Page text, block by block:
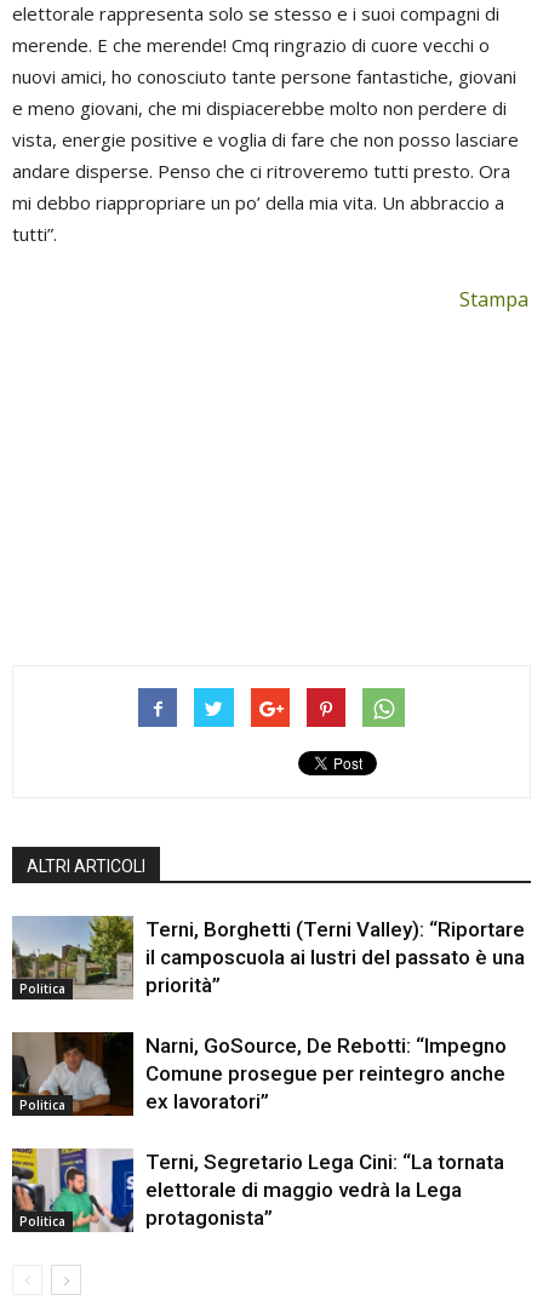
elettorale rappresenta solo se stesso e i suoi compagni di
merende. E che merende! Cmq ringrazio di cuore vecchi o
nuovi amici, ho conosciuto tante persone fantastiche, giovani
e meno giovani, che mi dispiacerebbe molto non perdere di
vista, energie positive e voglia di fare che non posso lasciare
andare disperse. Penso che ci ritroveremo tutti presto. Ora
mi debbo riappropriare un po’ della mia vita. Un abbraccio a
tutti”.
Stampa
ALTRI ARTICOLI
Politica
Terni, Borghetti (Terni Valley): “Riportare
il camposcuola ai lustri del passato è una
priorità”
Politica
Narni, GoSource, De Rebotti: “Impegno
Comune prosegue per reintegro anche
ex lavoratori”
Politica
Terni, Segretario Lega Cini: “La tornata
elettorale di maggio vedrà la Lega
protagonista”